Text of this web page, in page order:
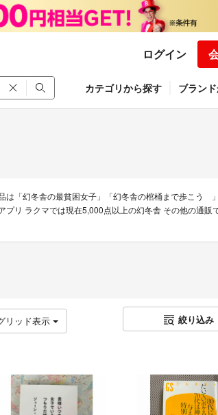
ログイン
カテゴリから探す ブラン
は「幻冬舎の最貧困女子」「幻冬舎の棺桶まで歩こう
リ ラクマでは現在5,000点以上の幻冬舎 その他の通販
リッド表示 絞り込み